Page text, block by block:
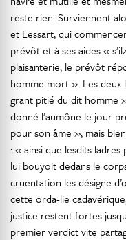
reste rien. Surviennent
et Lessart, qui
prévôt et à ses aides «
plaisanterie, le prévôt
homme mort ». Les deux
grant pitié du dit homme
donné l’aumône le jour
pour son âme », mais
: « ainsi que lesdits
lui bouyoit dedans le
cruentation les désigne
cette orda-lie
justice restent fortes
premier verdict vite